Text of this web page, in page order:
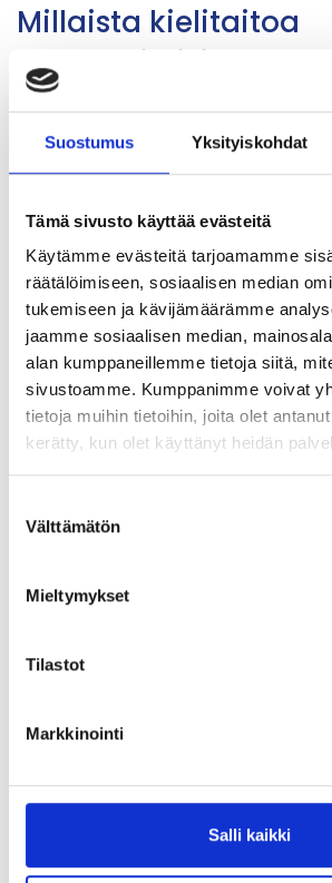
Suostumus Yksityiskohdat
Tämä sivusto käyttää evästeitä
Käytämme evästeitä tarjoamamme
räätälöimiseen, sosiaalisen median
tukemiseen ja kävijämäärämme
jaamme sosiaalisen median,
alan kumppaneillemme tietoja siitä,
sivustoamme. Kumppanimme voivat
tietoja muihin tietoihin, joita olet
kerätty, kun olet käyttänyt heidän
valinta
Välttämätön
Mieltymykset
Tilastot
Markkinointi
Salli kaikki
Millaista kielitaitoa
ammattilaisilta
Blogit
Oppimisvaje
peruskoululaisten
tulevaisuuteen
Blogit 01.02.2022
Sokkona tunnille
Blogit 02.10.2021
Kun rajasilta on vain
SUKOL toimii